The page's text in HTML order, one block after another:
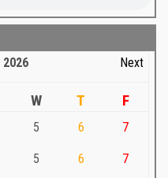
2026 Next
W T F
5 6 7
5 6 7